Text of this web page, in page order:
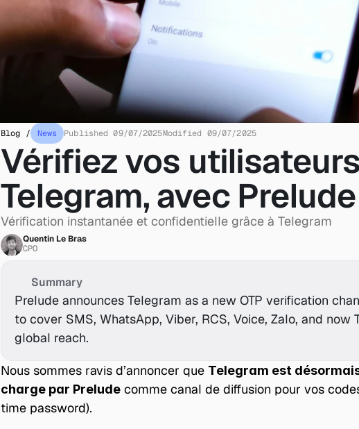
Blog / News Published 09/07/2025Modified 09/07/2025
Vérifiez vos
Telegram, avec Prelude
Vérification instantanée et confidentielle grâce à Telegram
Quentin Le Bras
CPO
Summary
Prelude announces Telegram as a new OTP verification
to cover SMS, WhatsApp, Viber, RCS, Voice, Zalo, and now
global reach.
Nous sommes ravis d’annoncer que Telegram est
charge par Prelude comme canal de diffusion pour vos
time password).